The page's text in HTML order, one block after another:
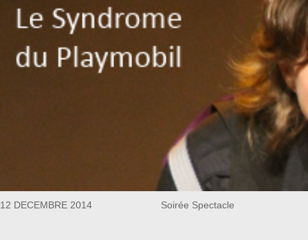
12 DECEMBRE 2014 Soirée Spectacle